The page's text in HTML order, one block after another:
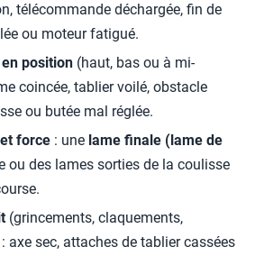
télécommande déchargée, fin de
ou moteur fatigué.
position (haut, bas ou à mi-
coincée, tablier voilé, obstacle
ou butée mal réglée.
force : une lame finale (lame de
ou des lames sorties de la coulisse
(grincements, claquements,
axe sec, attaches de tablier cassées